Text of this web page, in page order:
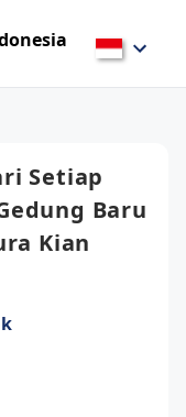
Setiap
Baru
Kian